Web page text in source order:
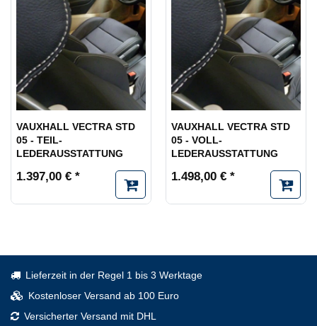
VAUXHALL VECTRA STD
05 - TEIL-
LEDERAUSSTATTUNG
1.397,00 € *
VAUXHALL VECTRA STD
05 - VOLL-
LEDERAUSSTATTUNG
1.498,00 € *
Lieferzeit in der Regel 1 bis 3 Werktage
Kostenloser Versand ab 100 Euro
Versicherter Versand mit DHL